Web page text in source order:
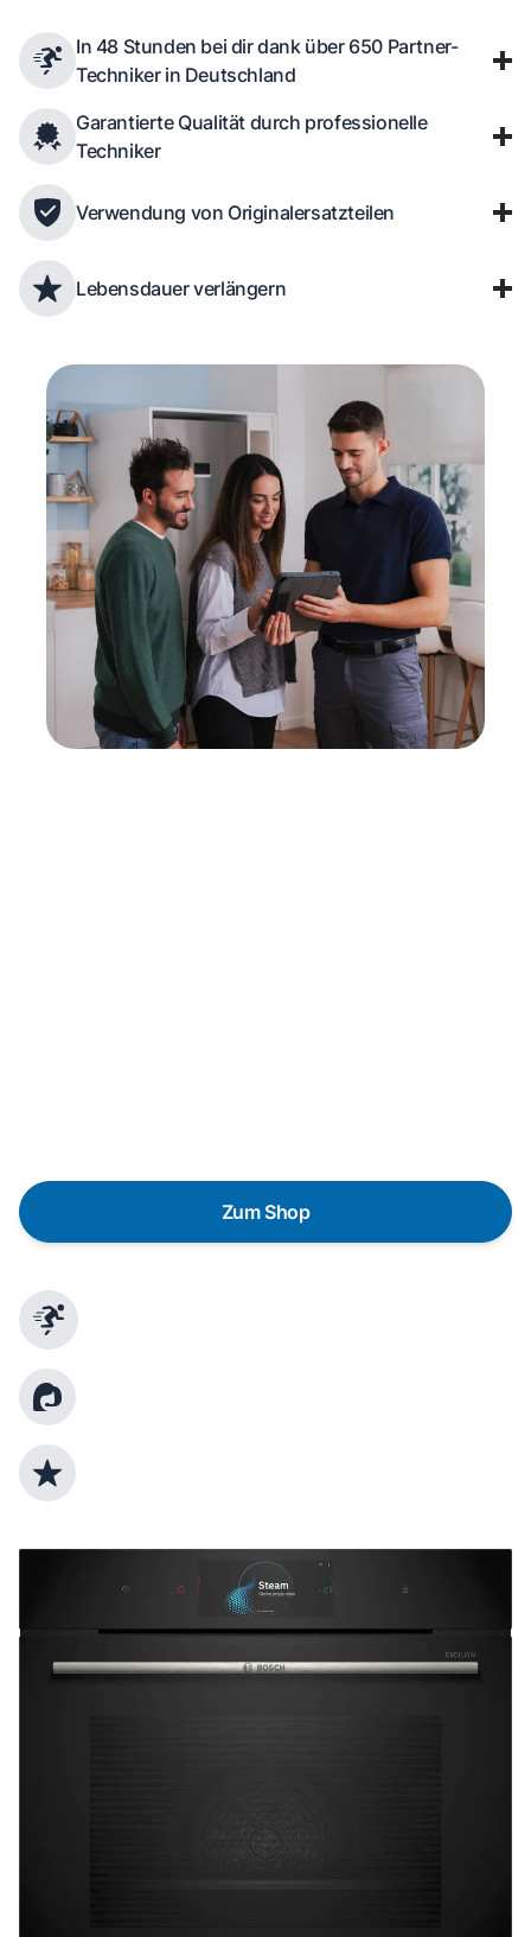
In 48 Stunden bei dir dank über 650 Partner-
Techniker in Deutschland
Garantierte Qualität durch professionelle
Techniker
Verwendung von Originalersatzteilen
Lebensdauer verlängern
Zum Shop